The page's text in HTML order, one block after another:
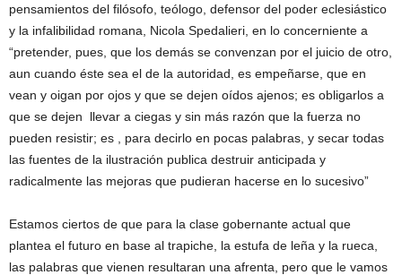
pensamientos del filósofo, teólogo, defensor del poder eclesiástico
y la infalibilidad romana, Nicola Spedalieri, en lo concerniente a
“pretender, pues, que los demás se convenzan por el juicio de otro,
aun cuando éste sea el de la autoridad, es empeñarse, que en
vean y oigan por ojos y que se dejen oídos ajenos; es obligarlos a
que se dejen llevar a ciegas y sin más razón que la fuerza no
pueden resistir; es , para decirlo en pocas palabras, y secar todas
las fuentes de la ilustración publica destruir anticipada y
radicalmente las mejoras que pudieran hacerse en lo sucesivo”
Estamos ciertos de que para la clase gobernante actual que
plantea el futuro en base al trapiche, la estufa de leña y la rueca,
las palabras que vienen resultaran una afrenta, pero que le vamos